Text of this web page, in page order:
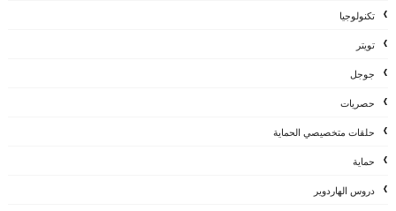
تكنولوجيا
تويتر
جوجل
حصريات
حلقات متخصيصي الحماية
حماية
دروس الهاردوير